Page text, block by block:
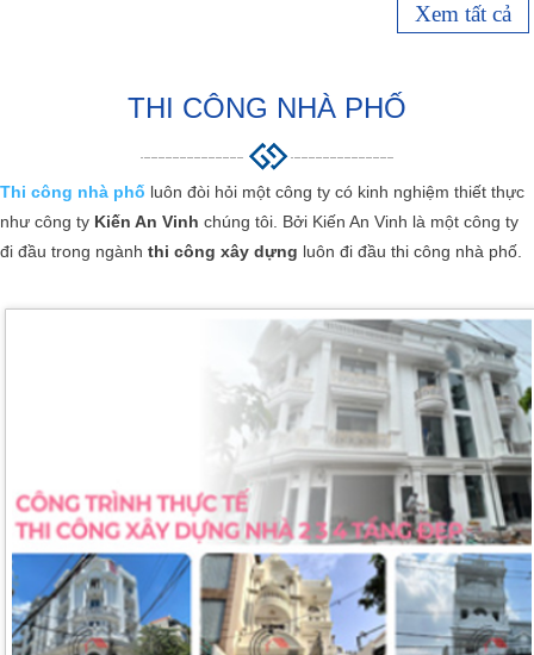
xây dựng. Để không bị gián đoạn trong suốt quá trình đầu tư xây
Xem tất cả
THI CÔNG NHÀ PHỐ
Thi công nhà phố luôn đòi hỏi một công ty có kinh nghiệm thiết thực
như công ty Kiến An Vinh chúng tôi. Bởi Kiến An Vinh là một công ty
đi đầu trong ngành thi công xây dựng luôn đi đầu thi công nhà phố.